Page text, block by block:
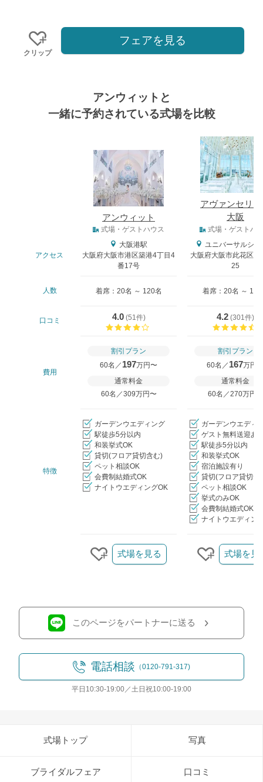
クリップ
フェアを見る
アンウィットと
一緒に予約されている式場を比較
アンウィット
アヴァンセリ
大阪
式場・ゲストハウス 式場・ゲストハ
アクセス
大阪港駅
大阪府大阪市港区築港4丁目4
番17号
ユニバーサルシテ
大阪府大阪市此花区島
25
人数 着席：20名 ～ 120名 着席：20名 ～ 138
口コミ 4.0(51件)
4.2 (301件)
費用
割引プラン
60名／ 197万円〜
通常料金
60名／309万円〜
割引プラン
60名／ 167万円
通常料金
60名／270万円〜
特徴
ガーデンウエディング
駅徒歩5分以内
和装挙式OK
貸切(フロア貸切含む)
ペット相談OK
会費制結婚式OK
ナイトウエディングOK
ガーデンウエディ
ゲスト無料送迎あ
駅徒歩5分以内
和装挙式OK
宿泊施設有り
貸切(フロア貸切含
ペット相談OK
挙式のみOK
会費制結婚式OK
ナイトウエディン
クリップする
式場を見る
クリップす
式場を見
このページをパートナーに送る
電話相談 （0120-791-317)
平日10:30-19:00／土日祝10:00-19:00
式場トップ 写真
ブライダルフェア 口コミ